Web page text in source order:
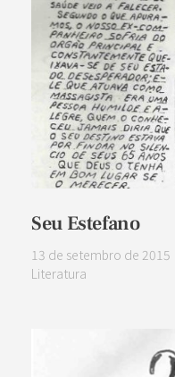
Seu Estefano
13 de setembro de 2015
Literatura